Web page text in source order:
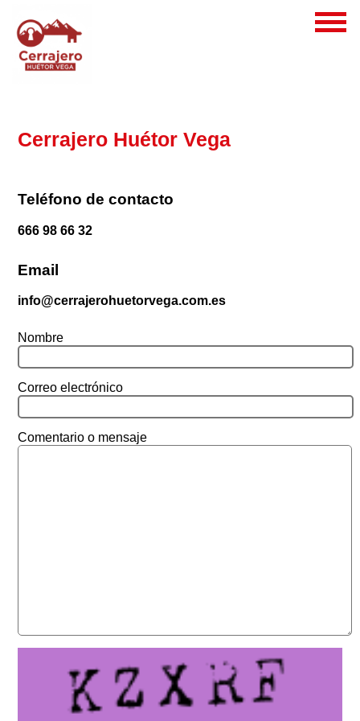
Cerrajero Huétor Vega
Teléfono de contacto
666 98 66 32
Email
info@cerrajerohuetorvega.com.es
Nombre
Correo electrónico
Comentario o mensaje